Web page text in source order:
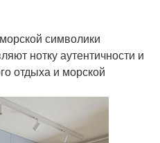
символики
нотку аутентичности и
отдыха и морской